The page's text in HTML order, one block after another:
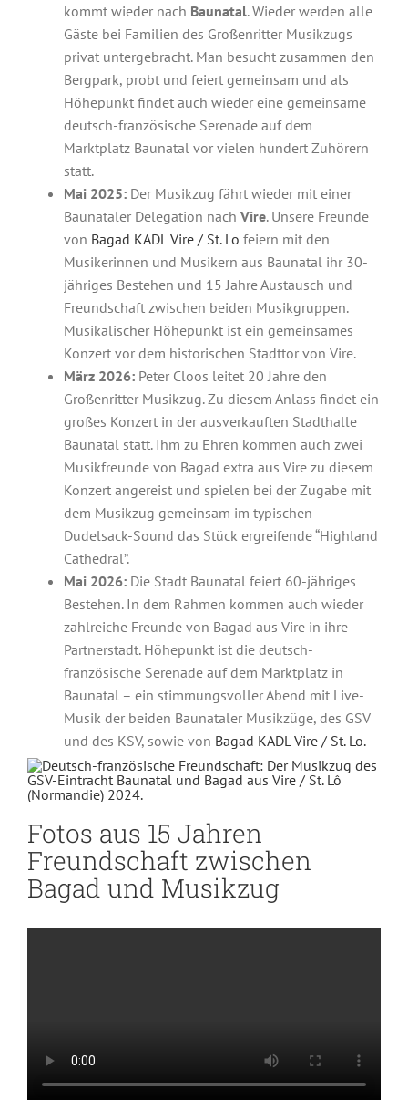
kommt wieder nach Baunatal. Wieder werden alle
Gäste bei Familien des Großenritter Musikzugs
privat untergebracht. Man besucht zusammen den
Bergpark, probt und feiert gemeinsam und als
Höhepunkt findet auch wieder eine gemeinsame
deutsch-französische Serenade auf dem
Marktplatz Baunatal vor vielen hundert Zuhörern
statt.
Mai 2025:Der Musikzug fährt wieder mit einer
Baunataler Delegation nach Vire. Unsere Freunde
von Bagad KADL Vire / St. Lo feiern mit den
Musikerinnen und Musikern aus Baunatal ihr 30-
jähriges Bestehen und 15 Jahre Austausch und
Freundschaft zwischen beiden Musikgruppen.
Musikalischer Höhepunkt ist ein gemeinsames
Konzert vor dem historischen Stadttor von Vire.
März 2026:Peter Cloos leitet 20 Jahre den
Großenritter Musikzug. Zu diesem Anlass findet ein
großes Konzert in der ausverkauften Stadthalle
Baunatal statt. Ihm zu Ehren kommen auch zwei
Musikfreunde von Bagad extra aus Vire zu diesem
Konzert angereist und spielen bei der Zugabe mit
dem Musikzug gemeinsam im typischen
Dudelsack-Sound das Stück ergreifende “Highland
Cathedral”.
Mai 2026:Die Stadt Baunatal feiert 60-jähriges
Bestehen. In dem Rahmen kommen auch wieder
zahlreiche Freunde von Bagad aus Vire in ihre
Partnerstadt. Höhepunkt ist die deutsch-
französische Serenade auf dem Marktplatz in
Baunatal – ein stimmungsvoller Abend mit Live-
Musik der beiden Baunataler Musikzüge, des GSV
und des KSV, sowie von Bagad KADL Vire / St. Lo.
Fotos aus 15 Jahren
Freundschaft zwischen
Bagad und Musikzug
Musikzug buchen
Unsere Geschichte
Unser Nachwuchs